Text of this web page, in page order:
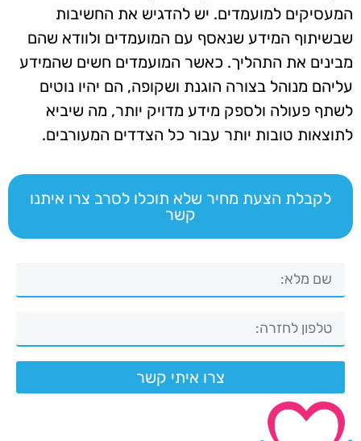
המעסיקים למועמדים. יש להדגיש את החשיבות
שבשיתוף המידע שנאסף עם המועמדים ולוודא שהם
מבינים את התהליך. כאשר המועמדים חשים שהמידע
עליהם מנוהל בצורה הוגנת ושקופה, הם יהיו נוטים
לשתף פעולה ולספק מידע מדויק יותר, מה שיביא
לתוצאות טובות יותר עבור כל הצדדים המעורבים.
לקבלת הצעת מחיר שלא תוכלו לסרב צרו איתנו
קשר
צרו איתי קשר